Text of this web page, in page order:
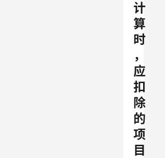
计
算
时
，
应
扣
除
的
项
目